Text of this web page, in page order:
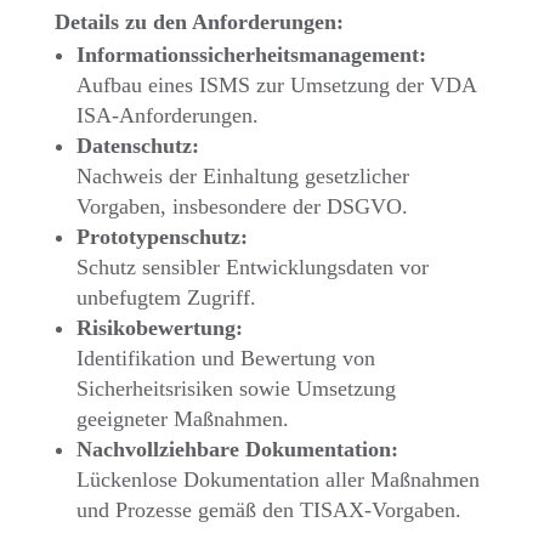
Details zu den Anforderungen:
Informationssicherheitsmanagement:
Aufbau eines ISMS zur Umsetzung der VDA
ISA-Anforderungen.
Datenschutz:
Nachweis der Einhaltung gesetzlicher
Vorgaben, insbesondere der DSGVO.
Prototypenschutz:
Schutz sensibler Entwicklungsdaten vor
unbefugtem Zugriff.
Risikobewertung:
Identifikation und Bewertung von
Sicherheitsrisiken sowie Umsetzung
geeigneter Maßnahmen.
Nachvollziehbare Dokumentation:
Lückenlose Dokumentation aller Maßnahmen
und Prozesse gemäß den TISAX-Vorgaben.